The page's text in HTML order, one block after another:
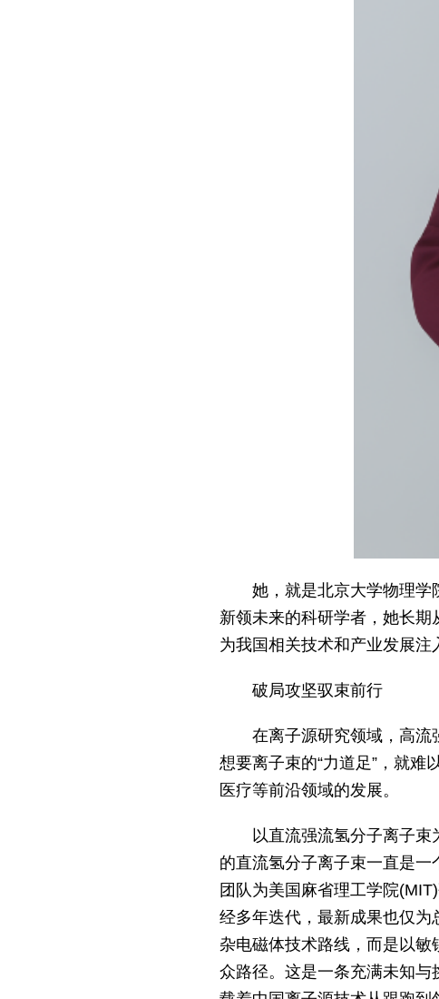
她，就是北京大学物理学
新领未来的科研学者，她长期
为我国相关技术和产业发展注
破局攻坚驭束前行
在离子源研究领域，高流
想要离子束的“力道足”，就难
医疗等前沿领域的发展。
以直流强流氢分子离子
的直流氢分子离子束一直是
团队为美国麻省理工学院
经多年迭代，最新成果也仅
杂电磁体技术路线，而是以
众路径。这是一条充满未知